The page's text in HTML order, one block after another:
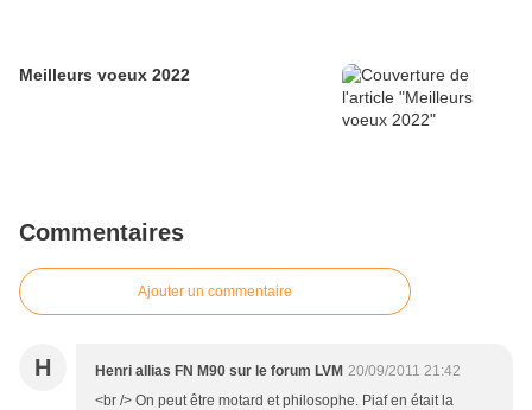
Meilleurs voeux 2022
Commentaires
Ajouter un commentaire
H Henri allias FN M90 sur le forum LVM 20/09/2011 21:42
<br /> On peut être motard et philosophe. Piaf en était la